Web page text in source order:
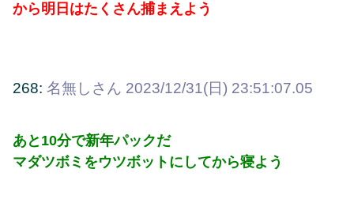
から明日はたくさん捕まえよう
268: 名無しさん 2023/12/31(日) 23:51:07.05
あと10分で新年パックだ
マダツボミをウツボットにしてから寝よう